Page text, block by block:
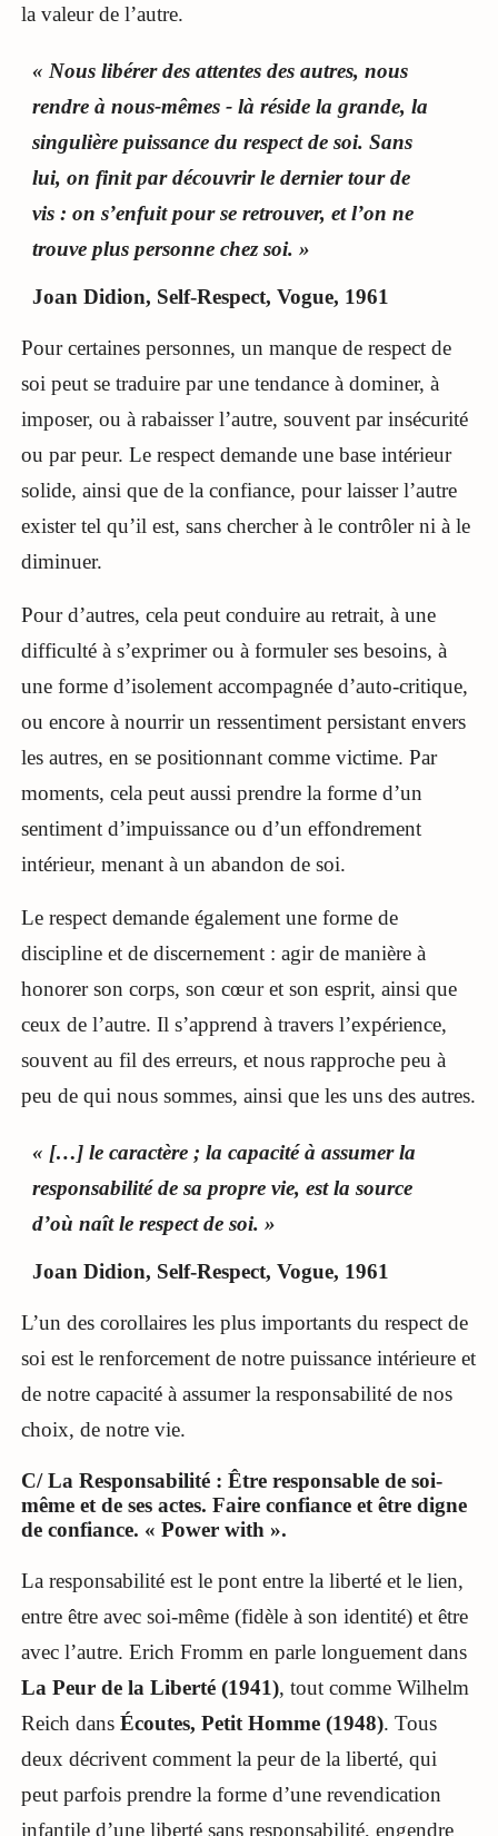
la valeur de l’autre.
« Nous libérer des attentes des autres, nous
rendre à nous-mêmes - là réside la grande, la
singulière puissance du respect de soi. Sans
lui, on finit par découvrir le dernier tour de
vis : on s’enfuit pour se retrouver, et l’on ne
trouve plus personne chez soi. »
Joan Didion, Self-Respect, Vogue, 1961
Pour certaines personnes, un manque de respect de
soi peut se traduire par une tendance à dominer, à
imposer, ou à rabaisser l’autre, souvent par insécurité
ou par peur. Le respect demande une base intérieur
solide, ainsi que de la confiance, pour laisser l’autre
exister tel qu’il est, sans chercher à le contrôler ni à le
diminuer.
Pour d’autres, cela peut conduire au retrait, à une
difficulté à s’exprimer ou à formuler ses besoins, à
une forme d’isolement accompagnée d’auto-critique,
ou encore à nourrir un ressentiment persistant envers
les autres, en se positionnant comme victime. Par
moments, cela peut aussi prendre la forme d’un
sentiment d’impuissance ou d’un effondrement
intérieur, menant à un abandon de soi.
Le respect demande également une forme de
discipline et de discernement : agir de manière à
honorer son corps, son cœur et son esprit, ainsi que
ceux de l’autre. Il s’apprend à travers l’expérience,
souvent au fil des erreurs, et nous rapproche peu à
peu de qui nous sommes, ainsi que les uns des autres.
« […] le caractère ; la capacité à assumer la
responsabilité de sa propre vie, est la source
d’où naît le respect de soi. »
Joan Didion, Self-Respect, Vogue, 1961
L’un des corollaires les plus importants du respect de
soi est le renforcement de notre puissance intérieure et
de notre capacité à assumer la responsabilité de nos
choix, de notre vie.
C/ La Responsabilité : Être responsable de soi-
même et de ses actes. Faire confiance et être digne
de confiance. « Power with ».
La responsabilité est le pont entre la liberté et le lien,
entre être avec soi-même (fidèle à son identité) et être
avec l’autre. Erich Fromm en parle longuement dans
La Peur de la Liberté (1941), tout comme Wilhelm
Reich dansÉcoutes, Petit Homme (1948). Tous
deux décrivent comment la peur de la liberté, qui
peut parfois prendre la forme d’une revendication
infantile d’une liberté sans responsabilité, engendre